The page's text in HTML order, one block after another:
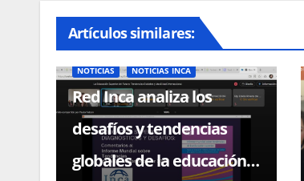
Artículos similares:
NOTICIAS NOTICIAS INCA
Red Inca analiza los
desafíos y tendencias
globales de la educación